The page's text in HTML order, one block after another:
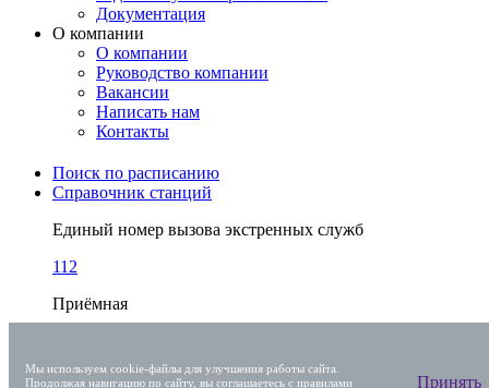
Документация
О компании
О компании
Руководство компании
Вакансии
Написать нам
Контакты
Поиск по расписанию
Справочник станций
Единый номер вызова экстренных служб
112
Приёмная
Центр поддержки клиентов ОАО РЖД
Мы используем cookie-файлы для улучшения работы сайта.
Продолжая навигацию по сайту, вы соглашаетесь с правилами Принять